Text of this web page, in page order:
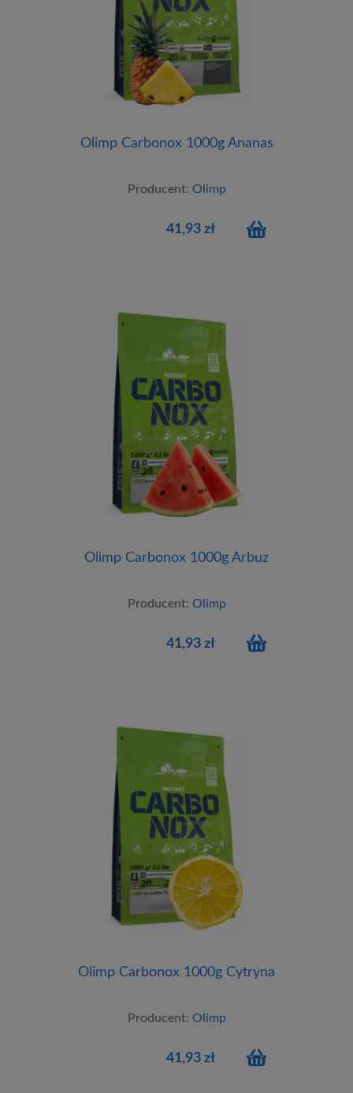
Olimp Carbonox 1000g Ananas
Producent: Olimp
41,93 zł
Olimp Carbonox 1000g Arbuz
Producent: Olimp
41,93 zł
Olimp Carbonox 1000g Cytryna
Producent: Olimp
41,93 zł